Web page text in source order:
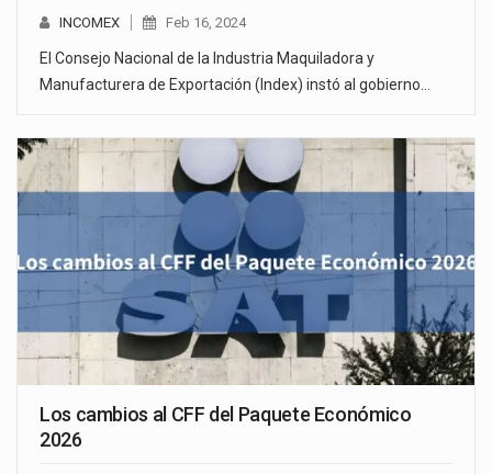
INCOMEX Feb 16, 2024
El Consejo Nacional de la Industria Maquiladora y
Manufacturera de Exportación (Index) instó al gobierno…
Los cambios al CFF del Paquete Económico
2026